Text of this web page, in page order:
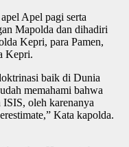
Apel pagi serta
Mapolda dan dihadiri
Kepri, para Pamen,
Kepri.
baik di Dunia
memahami bahwa
oleh karenanya
Kata kapolda.